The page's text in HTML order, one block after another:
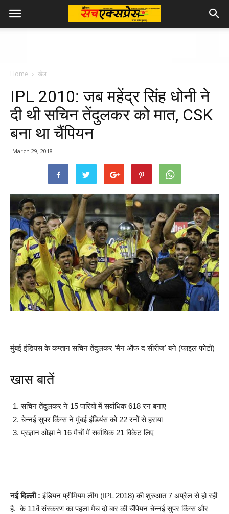
Home खेल
IPL 2010: जब महेंद्र सिंह धोनी ने
दी थी सचिन तेंदुलकर को मात, CSK
बना था चैंपियन
March 29, 2018
मुंबई इंडियंस के कप्तान सचिन तेंदुलकर ‘मैन ऑफ द सीरीज’ बने (फाइल फोटो)
खास बातें
सचिन तेंदुलकर ने 15 पारियों में सर्वाधिक 618 रन बनाए
चेन्नई सुपर किंग्स ने मुंबई इंडियंस को 22 रनों से हराया
प्रज्ञान ओझा ने 16 मैचों में सर्वाधिक 21 विकेट लिए
नई दिल्ली :​इंडियन प्रीमियम लीग (IPL 2018) की शुरुआत 7 अप्रैल से हो रही
है. के 11वें संस्करण का पहला मैच दो बार की चैंपियन चेन्नई सुपर किंग्स और